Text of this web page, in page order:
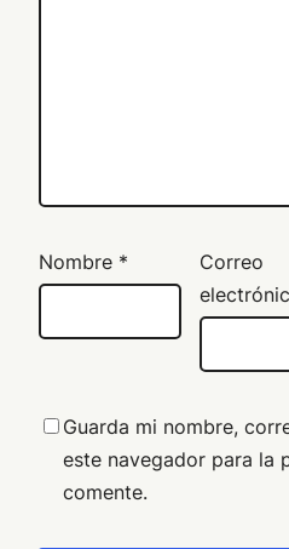
Nombre *
Correo
Guarda mi nombre,
este navegador para la
comente.